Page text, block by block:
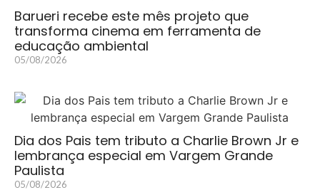
Barueri recebe este mês projeto que
transforma cinema em ferramenta de
educação ambiental
05/08/2026
Dia dos Pais tem tributo a Charlie Brown Jr e
lembrança especial em Vargem Grande
Paulista
05/08/2026